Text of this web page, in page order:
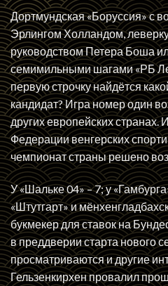
Дортмундская «Боруссия» с
Эрлингом Холландом,
руководством Петера Боша
семимильными шагами «РБ
первую строчку найдётся
кандидат? Игра номер один
других европейских странах.
Федерации венгерских
чемпионат страны решено
У «Шальке 04» – 7; у
«Штутгарт» и
букмекер для ставок на
в преддверии старта нового
просматриваются и другие
Гельзенкирхен провалил